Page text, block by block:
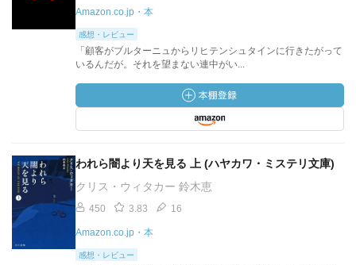
Amazon.co.jp・本
感想・レビュー
「顧客がブルターニュからリヒテンシュタインに行きたがって
いるんだが。それを望まない連中がい...
われら闇より天を見る 上 (ハヤカワ・ミステリ文庫)
クリス・ウィタカー 鈴木恵
450 3.83 16
Amazon.co.jp・本
感想・レビュー